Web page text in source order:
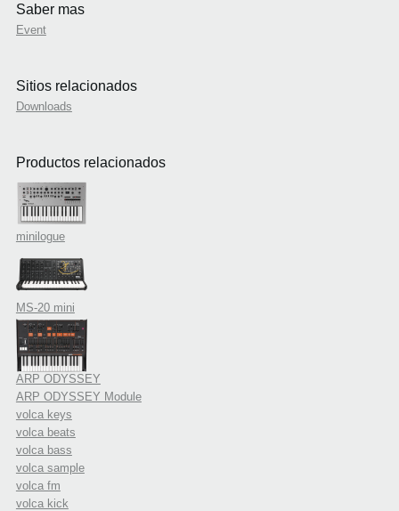
Saber mas
Event
Sitios relacionados
Downloads
Productos relacionados
minilogue
MS-20 mini
ARP ODYSSEY
ARP ODYSSEY Module
volca keys
volca beats
volca bass
volca sample
volca fm
volca kick